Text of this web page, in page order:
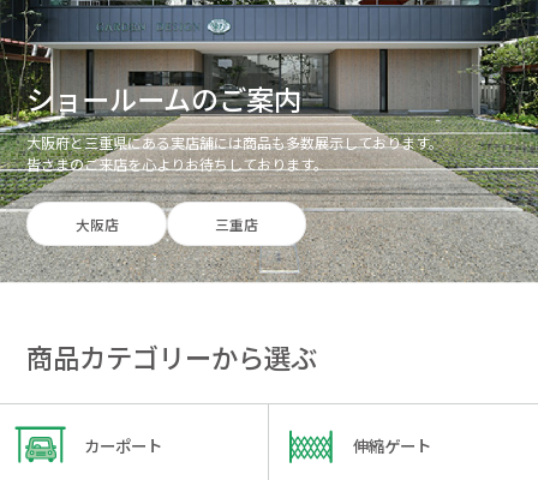
ショールームのご案内
大阪府と三重県にある実店舗には商品も多数展示しております。
皆さまのご来店を心よりお待ちしております。
大阪店 三重店
商品カテゴリーから選ぶ
カーポート 伸縮ゲート